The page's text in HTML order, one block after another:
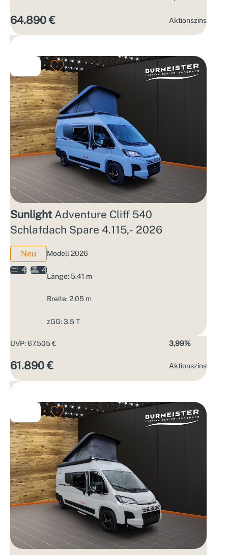
64.890 € Aktions­zins
Sunlight Adventure Cliff 540
Schlafdach Spare 4.115,- 2026
Neu
4
4
Modell 2026
Länge: 5.41 m
Breite: 2.05 m
zGG: 3.5 T
UVP: 67.505 €
61.890 €
3,99%
Aktions­zins